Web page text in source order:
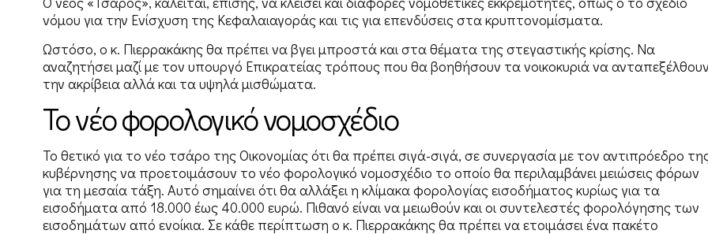
νόμου για την Ενίσχυση της Κεφαλαιαγοράς και τις για επενδύσεις στα κρυπτονομίσματα.
Ωστόσο, ο κ. Πιερρακάκης θα πρέπει να βγει μπροστά και στα θέματα της στεγαστικής κρίσης. Να
αναζητήσει μαζί με τον υπουργό Επικρατείας τρόπους που θα βοηθήσουν τα νοικοκυριά να ανταπεξέλθουν
την ακρίβεια αλλά και τα υψηλά μισθώματα.
Το νέο φορολογικό νομοσχέδιο
Το θετικό για το νέο τσάρο της Οικονομίας ότι θα πρέπει σιγά-σιγά, σε συνεργασία με τον αντιπρόεδρο
κυβέρνησης να προετοιμάσουν το νέο φορολογικό νομοσχέδιο το οποίο θα περιλαμβάνει μειώσεις φόρων
για τη μεσαία τάξη. Αυτό σημαίνει ότι θα αλλάξει η κλίμακα φορολογίας εισοδήματος κυρίως για τα
εισοδήματα από 18.000 έως 40.000 ευρώ. Πιθανό είναι να μειωθούν και οι συντελεστές φορολόγησης των
εισοδημάτων από ενοίκια. Σε κάθε περίπτωση ο κ. Πιερρακάκης θα πρέπει να ετοιμάσει ένα πακέτο